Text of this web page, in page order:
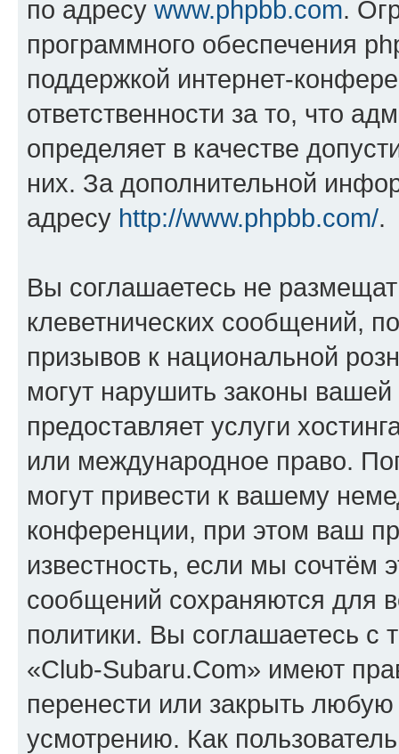
по адресу www.phpbb.com.
программного обеспечения
поддержкой интернет-
ответственности за то, что
определяет в качестве
них. За дополнительной
адресу http://www.phpbb.com/.
Вы соглашаетесь не
клеветнических сообщений,
призывов к национальной
могут нарушить законы
предоставляет услуги
или международное право.
могут привести к вашему
конференции, при этом ваш
известность, если мы сочтём
сообщений сохраняются для
политики. Вы соглашаетесь
«Club-Subaru.Com» имеют
перенести или закрыть
усмотрению. Как